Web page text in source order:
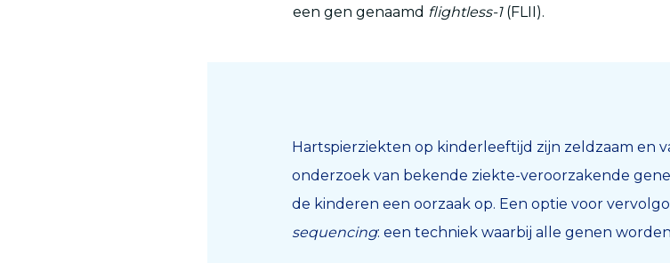
een gen genaamd flightless-1(FLII).
Hartspierziekten op kinderleeftijd zijn zeldzaam en
onderzoek van bekende ziekte-veroorzakende
de kinderen een oorzaak op. Een optie voor
sequencing: een techniek waarbij alle genen